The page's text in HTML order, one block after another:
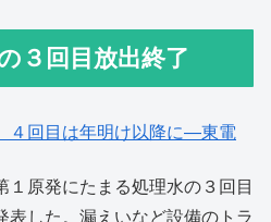
３回目放出終了
回目は年明け以降に―東電
１原発にたまる処理水の３回目
表した。漏えいなど設備のトラ